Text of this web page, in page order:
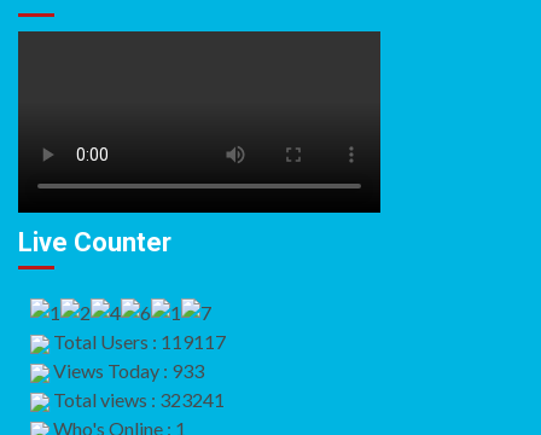
Live Counter
Total Users : 119117
Views Today : 933
Total views : 323241
Who's Online : 1